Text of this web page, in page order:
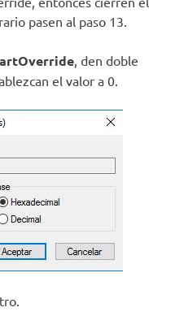
pasen al paso 13.
, den doble
el valor a 0.